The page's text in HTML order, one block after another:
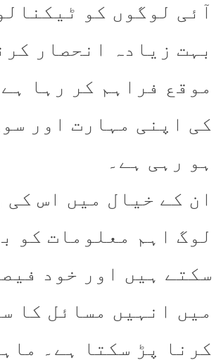
آئی لوگوں کو
بہت زیادہ انحصار
موقع فراہم کر رہا
کی اپنی مہارت اور
ہو رہی ہے۔
ان کے خیال میں اس کی
لوگ اہم معلومات کو
سکتے ہیں اور خود
میں انہیں مسائل کا
کرنا پڑ سکتا ہے۔